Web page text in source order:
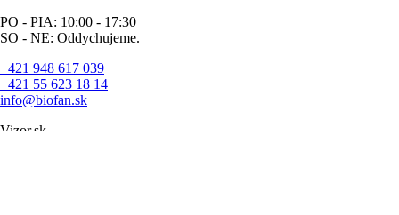
PO - PIA: 10:00 - 17:30
SO - NE: Oddychujeme.
+421 948 617 039
+421 55 623 18 14
info@biofan.sk
Vizor.sk